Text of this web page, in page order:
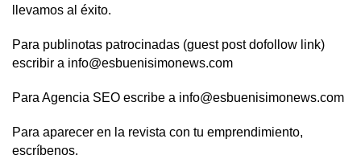
llevamos al éxito.
Para publinotas patrocinadas (guest post dofollow link)
escribir a info@esbuenisimonews.com
Para Agencia SEO escribe a info@esbuenisimonews.com
Para aparecer en la revista con tu emprendimiento,
escríbenos.